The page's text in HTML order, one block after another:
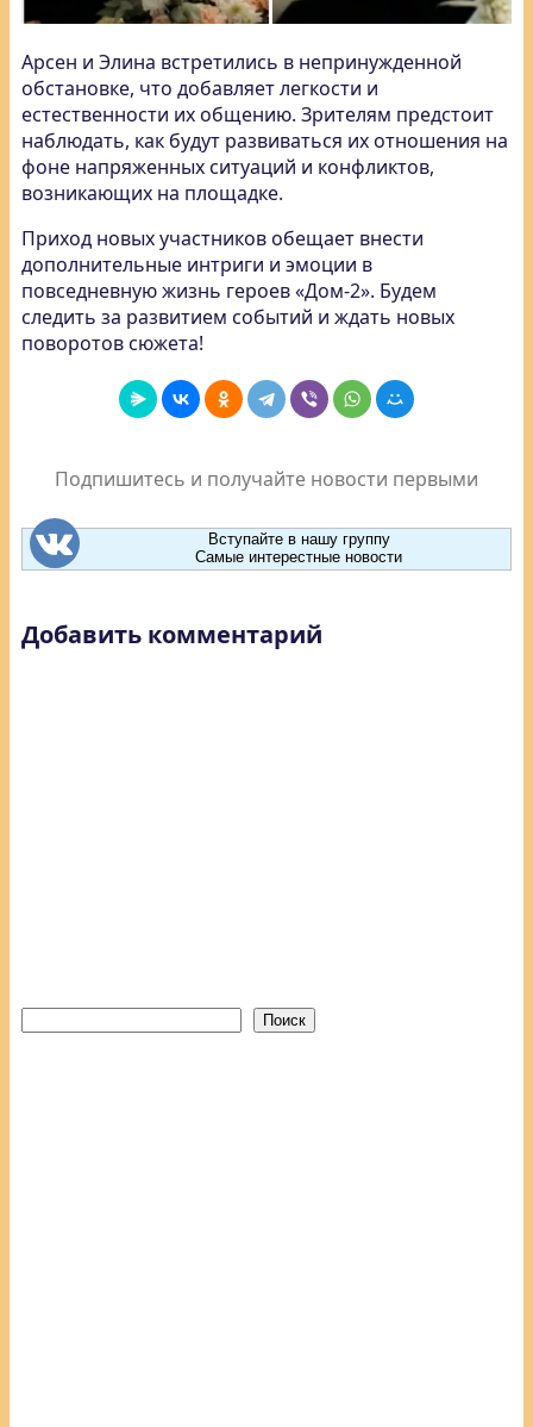
Арсен и Элина встретились в непринужденной
обстановке, что добавляет легкости и
естественности их общению. Зрителям предстоит
наблюдать, как будут развиваться их отношения на
фоне напряженных ситуаций и конфликтов,
возникающих на площадке.
Приход новых участников обещает внести
дополнительные интриги и эмоции в
повседневную жизнь героев «Дом-2». Будем
следить за развитием событий и ждать новых
поворотов сюжета!
Подпишитесь и получайте новости первыми
Вступайте в нашу группу
Самые интерестные новости
Добавить комментарий
Поиск